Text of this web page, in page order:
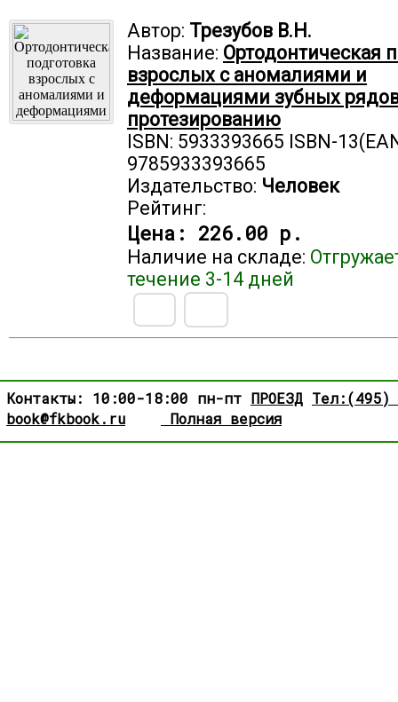
Автор: Трезубов В.Н.
Название: Ортодонтическая
взрослых с аномалиями и
деформациями зубных
протезированию
ISBN: 5933393665 ISBN-
9785933393665
Издательство: Человек
Рейтинг:
Цена: 226.00 р.
Наличие на складе:
течение 3-14 дней
Контакты: 10:00-18:00 пн-пт ПРОЕЗД Тел:(495)
book@fkbook.ru
Полная версия